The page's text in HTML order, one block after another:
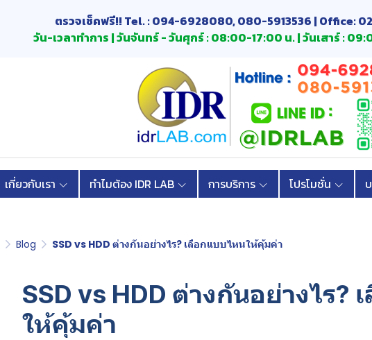
ตรวจเช็คฟรี!! Tel. : 094-6928080, 080-5913536 | Office:
วัน-เวลาทำการ | วันจันทร์ - วันศุกร์ : 08:00-17:00 น. | วันเสาร์ :
เกี่ยวกับเรา ทำไมต้อง IDR LAB การบริการ โปรโมชั่น
Blog SSD vs HDD ต่างกันอย่างไร? เลือกแบบไหนให้คุ้มค่า
SSD vs HDD ต่างกันอย่างไร?
ให้คุ้มค่า